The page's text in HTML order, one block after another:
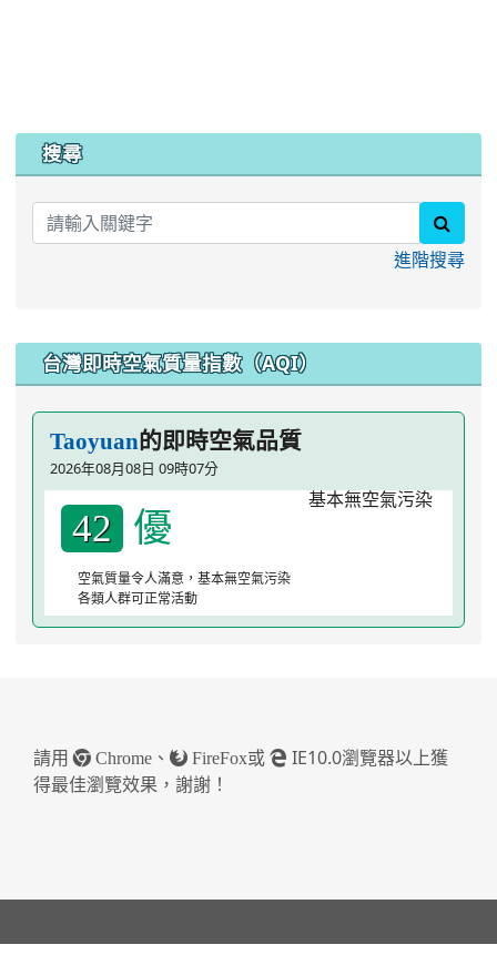
搜尋
進階搜尋
台灣即時空氣質量指數（AQI）
Taoyuan的即時空氣品質
2026年08月08日 09時07分
42 優
空氣質量令人滿意，基本無空氣污染
各類人群可正常活動
請用 Chrome 、 FireFox或
IE10.0瀏覽器以上獲
得最佳瀏覽效果，謝謝！